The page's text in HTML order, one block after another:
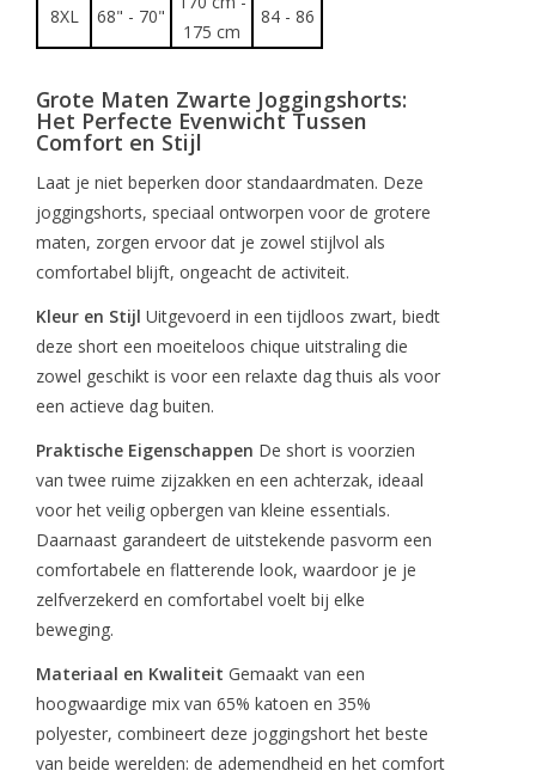
8XL 68" - 70"
175 cm
84 - 86
Grote Maten Zwarte Joggingshorts:
Het Perfecte Evenwicht Tussen
Comfort en Stijl
Laat je niet beperken door standaardmaten. Deze
joggingshorts, speciaal ontworpen voor de grotere
maten, zorgen ervoor dat je zowel stijlvol als
comfortabel blijft, ongeacht de activiteit.
Kleur en Stijl Uitgevoerd in een tijdloos zwart, biedt
deze short een moeiteloos chique uitstraling die
zowel geschikt is voor een relaxte dag thuis als voor
een actieve dag buiten.
Praktische Eigenschappen De short is voorzien
van twee ruime zijzakken en een achterzak, ideaal
voor het veilig opbergen van kleine essentials.
Daarnaast garandeert de uitstekende pasvorm een
comfortabele en flatterende look, waardoor je je
zelfverzekerd en comfortabel voelt bij elke
beweging.
Materiaal en Kwaliteit Gemaakt van een
hoogwaardige mix van 65% katoen en 35%
polyester, combineert deze joggingshort het beste
van beide werelden: de ademendheid en het comfort